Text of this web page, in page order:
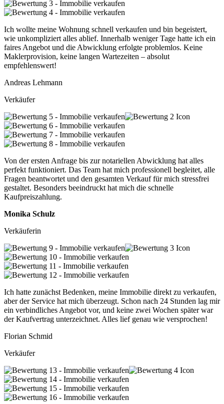
Ich wollte meine Wohnung schnell verkaufen und bin begeistert,
wie unkompliziert alles ablief. Innerhalb weniger Tage hatte ich ein
faires Angebot und die Abwicklung erfolgte problemlos. Keine
Maklerprovision, keine langen Wartezeiten – absolut
empfehlenswert!
Andreas Lehmann
Verkäufer
Von der ersten Anfrage bis zur notariellen Abwicklung hat alles
perfekt funktioniert. Das Team hat mich professionell begleitet, alle
Fragen beantwortet und den gesamten Verkauf für mich stressfrei
gestaltet. Besonders beeindruckt hat mich die schnelle
Kaufpreiszahlung.
Monika Schulz
Verkäuferin
Ich hatte zunächst Bedenken, meine Immobilie direkt zu verkaufen,
aber der Service hat mich überzeugt. Schon nach 24 Stunden lag mir
ein verbindliches Angebot vor, und keine zwei Wochen später war
der Kaufvertrag unterzeichnet. Alles lief genau wie versprochen!
Florian Schmid
Verkäufer